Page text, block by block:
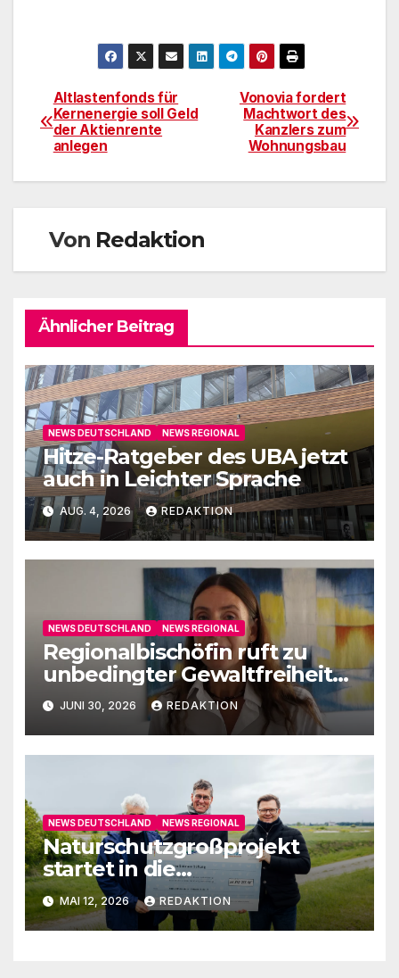
Beitragsnavigation
Vonovia fordert
Machtwort des
Kanzlers zum
Wohnungsbau
Altlastenfonds für
Kernenergie soll Geld
der Aktienrente
anlegen
Von Redaktion
Ähnlicher Beitrag
NEWS DEUTSCHLAND NEWS REGIONAL
Hitze-Ratgeber des UBA jetzt
auch in Leichter Sprache
AUG. 4, 2026 REDAKTION
NEWS DEUTSCHLAND NEWS REGIONAL
Regionalbischöfin ruft zu
unbedingter Gewaltfreiheit
aufJUNI 30, 2026 REDAKTION
NEWS DEUTSCHLAND NEWS REGIONAL
Naturschutzgroßprojekt
startet in die
Umsetzungsphase
MAI 12, 2026 REDAKTION